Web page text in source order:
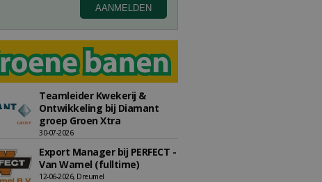
Teamleider Kwekerij &
Ontwikkeling bij Diamant
groep Groen Xtra
30-07-2026
Export Manager bij PERFECT -
Van Wamel (fulltime)
12-06-2026, Dreumel